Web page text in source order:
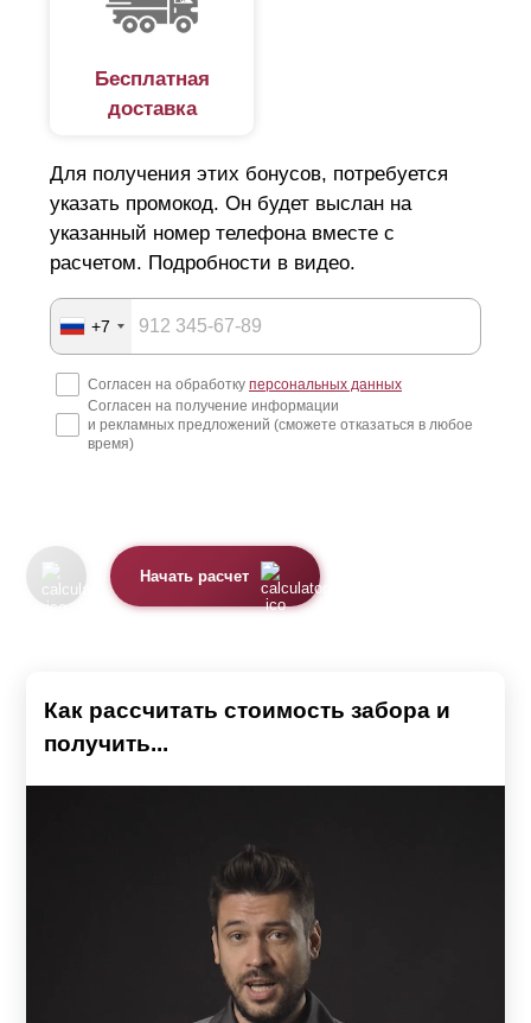
Бесплатная
доставка
Для получения этих бонусов, потребуется
указать промокод. Он будет выслан на
указанный номер телефона вместе с
расчетом. Подробности в видео.
+7
Согласен на обработку персональных данных
Согласен на получение информации
и рекламных предложений (сможете отказаться в любое
время)
Начать расчет
Как рассчитать стоимость забора и
получить...